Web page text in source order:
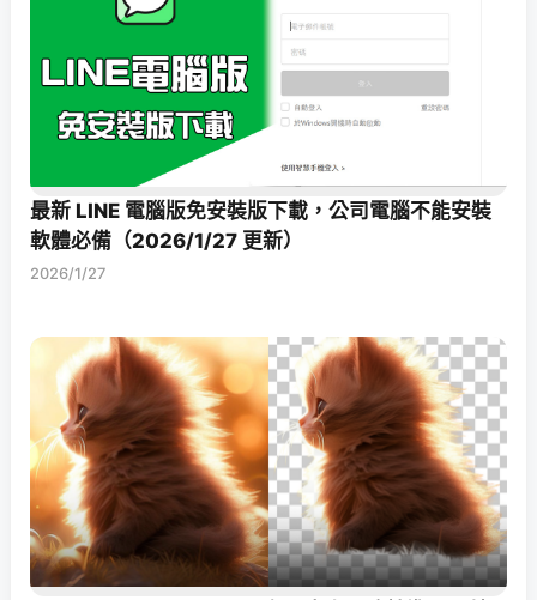
最新 LINE 電腦版免安裝版下載，公司電腦不能安裝
軟體必備（2026/1/27 更新）
2026/1/27